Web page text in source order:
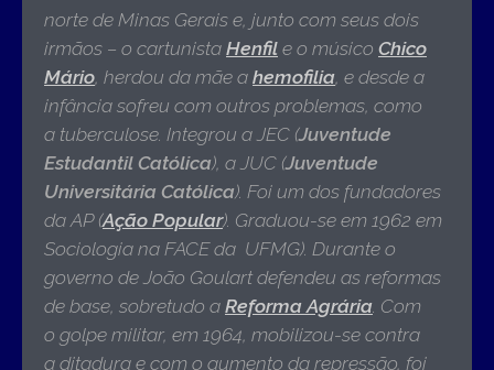
norte de Minas Gerais e, junto com seus dois
irmãos – o cartunista Henfil e o músico Chico
Mário, herdou da mãe a hemofilia, e desde a
infância sofreu com outros problemas, como
a tuberculose. Integrou a JEC (Juventude
Estudantil Católica), a JUC (Juventude
Universitária Católica). Foi um dos fundadores
da AP (Ação Popular). Graduou-se em 1962 em
Sociologia na FACE da UFMG). Durante o
governo de João Goulart defendeu as reformas
de base, sobretudo a Reforma Agrária. Com
o golpe militar, em 1964, mobilizou-se contra
a ditadura e com o aumento da repressão, foi